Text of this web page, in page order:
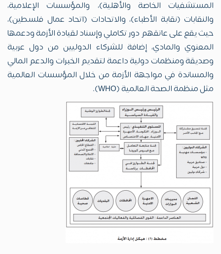
المستشفيات الخاصة والأهلية)، والمؤسسات الإعلامية،
والنقابات (نقابة الأطباء)، والاتحادات (اتحاد عمال فلسطين)،
حيث يقع على عاتقهم دور تكاملي وإسناد لقيادة الأزمة ودعمها
المعنوي والمادي، إضافة للشركاء الدوليين من دول عربية
وصديقة ومنظمات دولية داعمة لتقديم الخبرات والدعم المالي
والمساندة في مواجهة الأزمة من خلال المؤسسات العالمية
مثل منظمة الصحة العالمية (WHO).